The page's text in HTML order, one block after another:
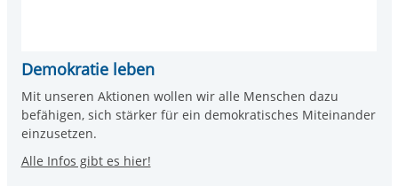
Demokratie leben
Mit unseren Aktionen wollen wir alle Menschen dazu
befähigen, sich stärker für ein demokratisches Miteinander
einzusetzen.
Alle Infos gibt es hier!